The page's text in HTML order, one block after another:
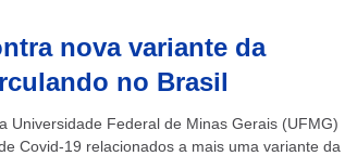
nova variante da
no Brasil
Universidade Federal de Minas Gerais (UFMG)
Covid-19 relacionados a mais uma variante da